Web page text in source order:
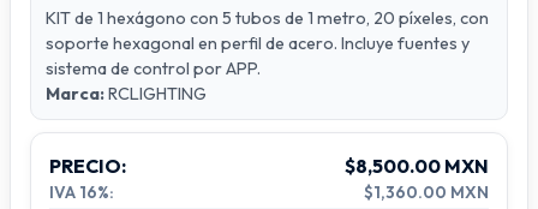
y escenas personalizadas.
Presentaciones disponibles (venta por
módulos o kits)
El producto se vende
desde un solo hexágono hasta kits
completos
, según las necesidades del proyecto:
KIT de 1 hexágono con 5 tubos de 1 metro, 20 píxeles, con
soporte hexagonal en perfil de acero. Incluye fuentes y
sistema de control por APP.
Marca:RCLIGHTING
PRECIO: $8,500.00 MXN
IVA 16%: $1,360.00 MXN